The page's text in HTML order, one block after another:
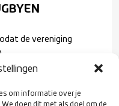
om informatie over je
doen dit met als doel om de
de vereniging